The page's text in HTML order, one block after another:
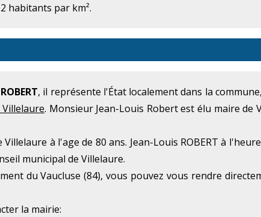
habitants par km².
, il représente l'État localement dans la
. Monsieur Jean-Louis Robert est élu maire de
à l'age de 80 ans. Jean-Louis ROBERT à
municipal de Villelaure.
du Vaucluse (84), vous pouvez vous rendre
la mairie: